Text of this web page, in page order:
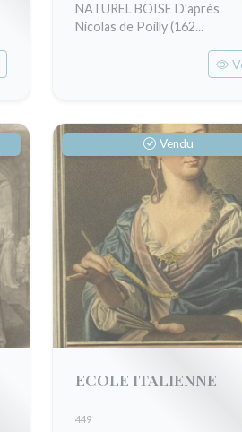
NATUREL BOISE D'après
Nicolas de Poilly (162...
Vendu
ECOLE ITALIENNE
449